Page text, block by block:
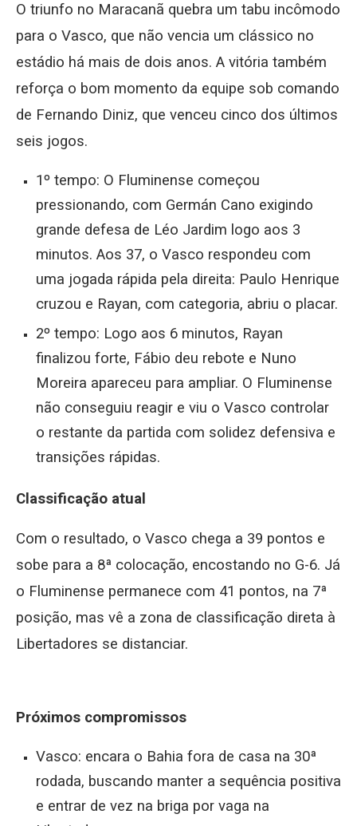
O triunfo no Maracanã quebra um tabu incômodo
para o Vasco, que não vencia um clássico no
estádio há mais de dois anos. A vitória também
reforça o bom momento da equipe sob comando
de Fernando Diniz, que venceu cinco dos últimos
seis jogos.
1º tempo: O Fluminense começou
pressionando, com Germán Cano exigindo
grande defesa de Léo Jardim logo aos 3
minutos. Aos 37, o Vasco respondeu com
uma jogada rápida pela direita: Paulo Henrique
cruzou e Rayan, com categoria, abriu o placar.
2º tempo: Logo aos 6 minutos, Rayan
finalizou forte, Fábio deu rebote e Nuno
Moreira apareceu para ampliar. O Fluminense
não conseguiu reagir e viu o Vasco controlar
o restante da partida com solidez defensiva e
transições rápidas.
Classificação atual
Com o resultado, o Vasco chega a 39 pontos e
sobe para a 8ª colocação, encostando no G-6. Já
o Fluminense permanece com 41 pontos, na 7ª
posição, mas vê a zona de classificação direta à
Libertadores se distanciar.
Próximos compromissos
Vasco: encara o Bahia fora de casa na 30ª
rodada, buscando manter a sequência positiva
e entrar de vez na briga por vaga na